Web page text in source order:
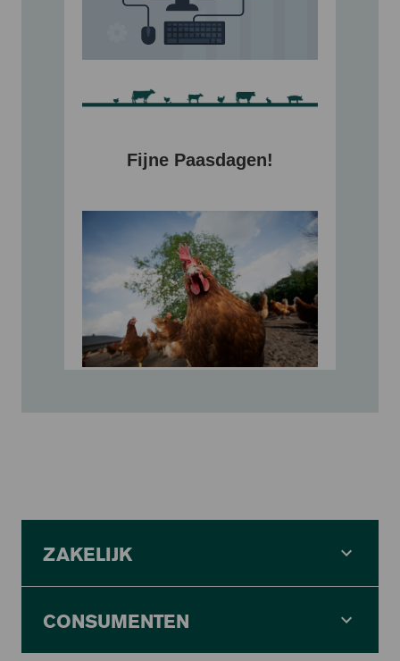
Fijne Paasdagen!
ZAKELIJK
CONSUMENTEN